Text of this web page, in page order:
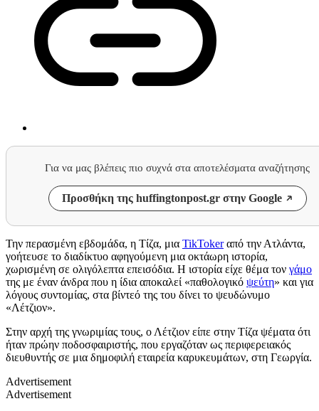
Για να μας βλέπεις πιο συχνά στα αποτελέσματα αναζήτησης
Προσθήκη της huffingtonpost.gr στην Google
Την περασμένη εβδομάδα, η Tίζα, μια TikTokerαπό την Ατλάντα,
γοήτευσε το διαδίκτυο αφηγούμενη μια οκτάωρη ιστορία,
χωρισμένη σε ολιγόλεπτα επεισόδια. Η ιστορία είχε θέμα τον γάμο
της με έναν άνδρα που η ίδια αποκαλεί «παθολογικό ψεύτη» και για
λόγους συντομίας, στα βίντεό της του δίνει το ψευδώνυμο
«Λέτζιον».
Στην αρχή της γνωριμίας τους, ο Λέτζιον είπε στην Τίζα ψέματα ότι
ήταν πρώην ποδοσφαιριστής, που εργαζόταν ως περιφερειακός
διευθυντής σε μια δημοφιλή εταιρεία καρυκευμάτων, στη Γεωργία.
Advertisement
Advertisement